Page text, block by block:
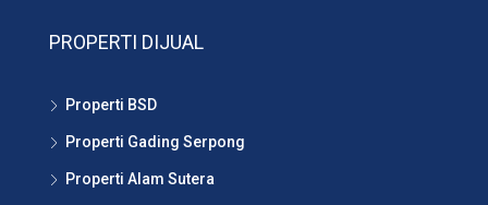
PROPERTI DIJUAL
Properti BSD
Properti Gading Serpong
Properti Alam Sutera